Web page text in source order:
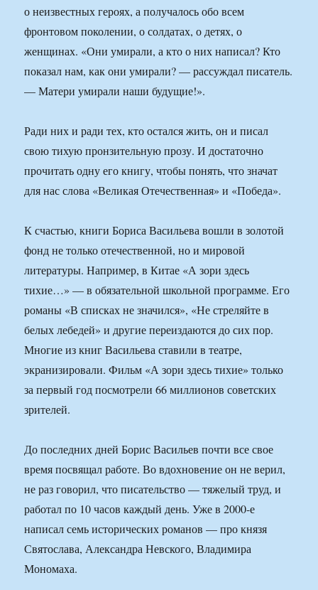
о неизвестных героях, а получалось обо всем
фронтовом поколении, о солдатах, о детях, о
женщинах. «Они умирали, а кто о них написал? Кто
показал нам, как они умирали? — рассуждал писатель.
— Матери умирали наши будущие!».
Ради них и ради тех, кто остался жить, он и писал
свою тихую пронзительную прозу. И достаточно
прочитать одну его книгу, чтобы понять, что значат
для нас слова «Великая Отечественная» и «Победа».
К счастью, книги Бориса Васильева вошли в золотой
фонд не только отечественной, но и мировой
литературы. Например, в Китае «А зори здесь
тихие…» — в обязательной школьной программе. Его
романы «В списках не значился», «Не стреляйте в
белых лебедей» и другие переиздаются до сих пор.
Многие из книг Васильева ставили в театре,
экранизировали. Фильм «А зори здесь тихие» только
за первый год посмотрели 66 миллионов советских
зрителей.
До последних дней Борис Васильев почти все свое
время посвящал работе. Во вдохновение он не верил,
не раз говорил, что писательство — тяжелый труд, и
работал по 10 часов каждый день. Уже в 2000-е
написал семь исторических романов — про князя
Святослава, Александра Невского, Владимира
Мономаха.